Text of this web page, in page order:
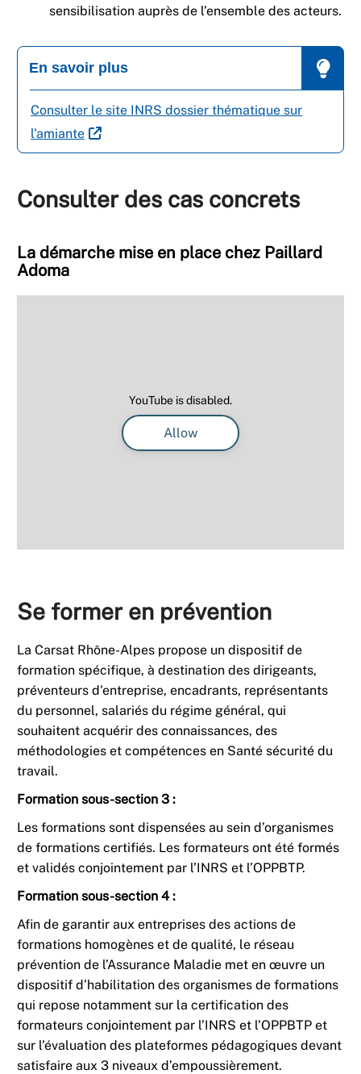
sensibilisation auprès de l’ensemble des acteurs.
En savoir plus
Consulter le site INRS dossier thématique sur
l'amiante
Consulter des cas concrets
La démarche mise en place chez Paillard
Adoma
YouTube is disabled.
Allow
Se former en prévention
La Carsat Rhône-Alpes propose un dispositif de
formation spécifique, à destination des dirigeants,
préventeurs d'entreprise, encadrants, représentants
du personnel, salariés du régime général, qui
souhaitent acquérir des connaissances, des
méthodologies et compétences en Santé sécurité du
travail.
Formation sous-section 3 :
Les formations sont dispensées au sein d’organismes
de formations certifiés. Les formateurs ont été formés
et validés conjointement par l’INRS et l’OPPBTP.
Formation sous-section 4 :
Afin de garantir aux entreprises des actions de
formations homogènes et de qualité, le réseau
prévention de l’Assurance Maladie met en œuvre un
dispositif d’habilitation des organismes de formations
qui repose notamment sur la certification des
formateurs conjointement par l’INRS et l’OPPBTP et
sur l’évaluation des plateformes pédagogiques devant
satisfaire aux 3 niveaux d’empoussièrement.